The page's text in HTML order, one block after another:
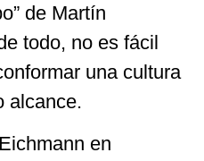
de Martín
todo, no es fácil
una cultura
alcance.
en